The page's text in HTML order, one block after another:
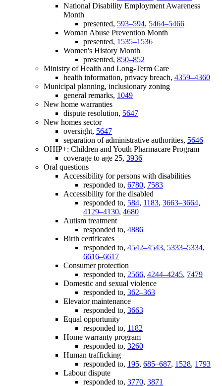
National Disability Employment Awareness
Month
presented, 593–594, 5464–5466
Woman Abuse Prevention Month
presented, 1535–1536
Women's History Month
presented, 850–852
Ministry of Health and Long-Term Care
health information, privacy breach, 4359–4360
Municipal planning, inclusionary zoning
general remarks, 1049
New home warranties
dispute resolution, 5647
New homes sector
oversight, 5647
separation of administrative authorities, 5646
OHIP+: Children and Youth Pharmacare Program
coverage to age 25, 3936
Oral questions
Accessibility for persons with disabilities
responded to, 6780, 7583
Accessibility for the disabled
responded to, 584, 1183, 3663–3664,
4129–4130, 4680
Autism treatment
responded to, 4886
Birth certificates
responded to, 4542–4543, 5333–5334,
6616–6617
Consumer protection
responded to, 2566, 4244–4245, 7479
Domestic and sexual violence
responded to, 362–363
Elevator maintenance
responded to, 3663
Equal opportunity
responded to, 1182
Home warranty program
responded to, 3260
Human trafficking
responded to, 195, 685–687, 1528, 1793
Labour dispute
responded to, 3770, 3871